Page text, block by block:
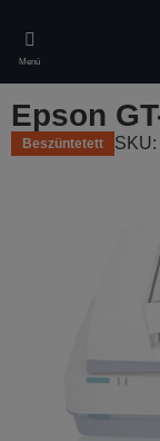
main
content
Menü
Epson
Beszüntetett